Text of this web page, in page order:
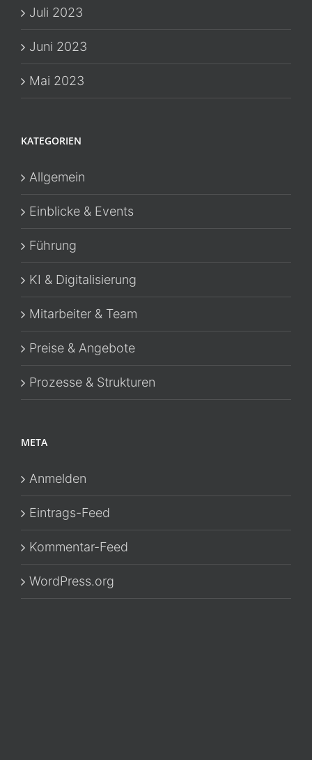
Juli 2023
Juni 2023
Mai 2023
KATEGORIEN
Allgemein
Einblicke & Events
Führung
KI & Digitalisierung
Mitarbeiter & Team
Preise & Angebote
Prozesse & Strukturen
META
Anmelden
Eintrags-Feed
Kommentar-Feed
WordPress.org